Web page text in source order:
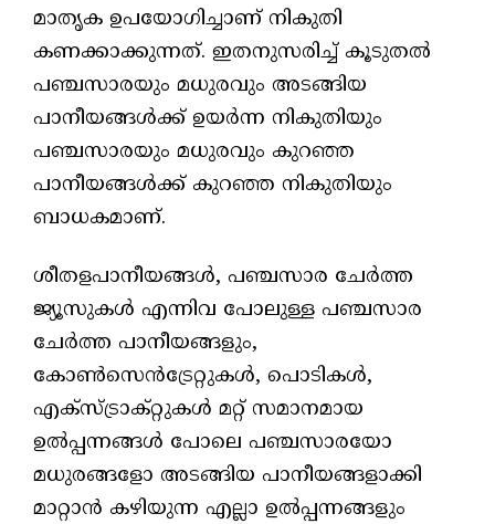
മാതൃക ഉപയോഗിച്ചാണ് നികുതി
കണക്കാക്കുന്നത്. ഇതനുസരിച്ച് കൂടുതല്‍
പഞ്ചസാരയും മധുരവും അടങ്ങിയ
പാനീയങ്ങള്‍ക്ക് ഉയര്‍ന്ന നികുതിയും
പഞ്ചസാരയും മധുരവും കുറഞ്ഞ
പാനീയങ്ങള്‍ക്ക് കുറഞ്ഞ നികുതിയും
ബാധകമാണ്.
ശീതളപാനീയങ്ങള്‍, പഞ്ചസാര ചേര്‍ത്ത
ജ്യൂസുകള്‍ എന്നിവ പോലുള്ള പഞ്ചസാര
ചേര്‍ത്ത പാനീയങ്ങളും,
കോണ്‍സെന്‍ട്രേറ്റുകള്‍, പൊടികള്‍,
എക്‌സ്ട്രാക്റ്റുകള്‍ മറ്റ് സമാനമായ
ഉല്‍പ്പന്നങ്ങള്‍ പോലെ പഞ്ചസാരയോ
മധുരങ്ങളോ അടങ്ങിയ പാനീയങ്ങളാക്കി
മാറ്റാന്‍ കഴിയുന്ന എല്ലാ ഉല്‍പ്പന്നങ്ങളും